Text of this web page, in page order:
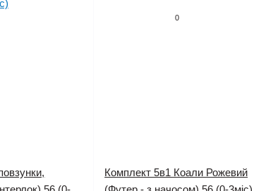
0
Комплект 5в1 Коали Рожевий